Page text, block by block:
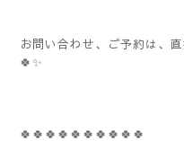
お問い合わせ、ご予約は、
🍀✨
🍀🍀🍀🍀🍀🍀🍀🍀🍀🍀